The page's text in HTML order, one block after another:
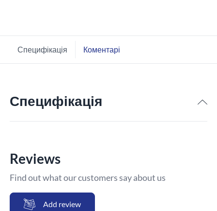
Специфікація Коментарі
Специфікація
Reviews
Find out what our customers say about us
Add review